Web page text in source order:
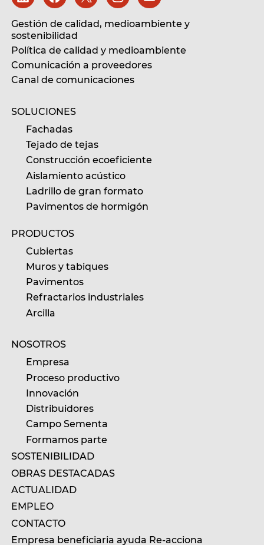
Gestión de calidad, medioambiente y
sostenibilidad
Política de calidad y medioambiente
Comunicación a proveedores
Canal de comunicaciones
SOLUCIONES
Fachadas
Tejado de tejas
Construcción ecoeficiente
Aislamiento acústico
Ladrillo de gran formato
Pavimentos de hormigón
PRODUCTOS
Cubiertas
Muros y tabiques
Pavimentos
Refractarios industriales
Arcilla
NOSOTROS
Empresa
Proceso productivo
Innovación
Distribuidores
Campo Sementa
Formamos parte
SOSTENIBILIDAD
OBRAS DESTACADAS
ACTUALIDAD
EMPLEO
CONTACTO
Empresa beneficiaria ayuda Re-acciona